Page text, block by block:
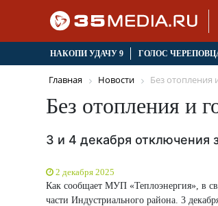
НАКОПИ УДАЧУ 9 ГОЛОС
Главная Новости Без отопления
Без отопления и
3 и 4 декабря отключения
2 декабря 2025
Как сообщает МУП «Теплоэнергия», в
части Индустриального района. 3